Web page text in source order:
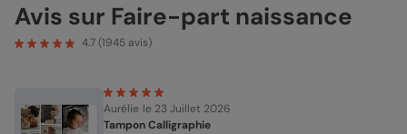
Avis sur Faire-part naissance
4.7(1945 avis)
Aurélie le 23 Juillet 2026
Tampon Calligraphie